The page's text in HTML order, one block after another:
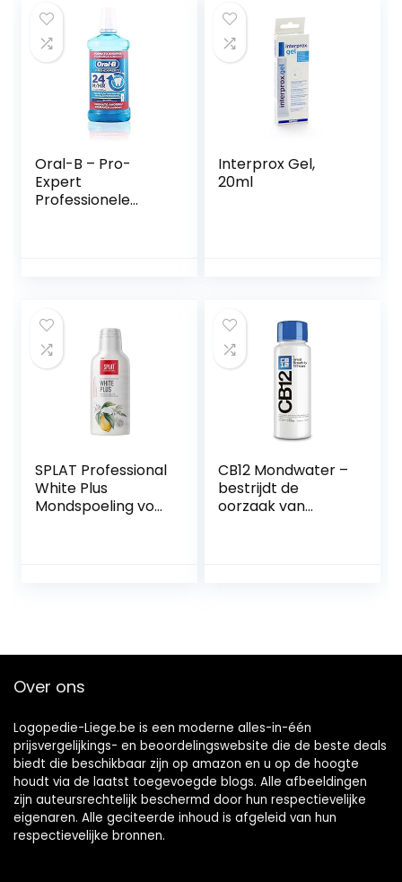
Oral-B – Pro-
Expert
Professionele
Interprox Gel,
20ml
SPLAT Professional
White Plus
Mondspoeling voor
tandplak en cariës
CB12 Mondwater –
bestrijdt de
oorzaak van
Over ons
Logopedie-Liege.be is een moderne alles-in-één
prijsvergelijkings- en beoordelingswebsite die de beste deals
biedt die beschikbaar zijn op amazon en u op de hoogte
houdt via de laatst toegevoegde blogs. Alle afbeeldingen
zijn auteursrechtelijk beschermd door hun respectievelijke
eigenaren. Alle geciteerde inhoud is afgeleid van hun
respectievelijke bronnen.